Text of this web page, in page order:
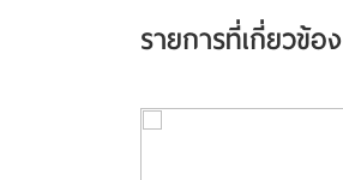
รายการที่เกี่ยวข้อง